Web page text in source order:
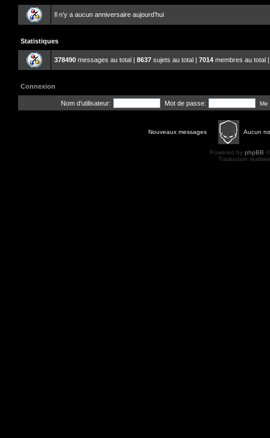
Il n’y a aucun anniversaire aujourd’hui
Statistiques
378490 messages au total | 8637 sujets au total | 7014 membres au total
Connexion
Nom d’utilisateur: Mot de passe: Me
Nouveaux messages Aucun
Powered by phpBB
Traduction